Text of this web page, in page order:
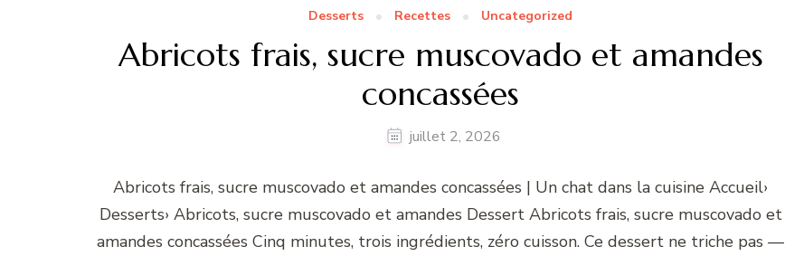
Desserts Recettes Uncategorized
Abricots frais, sucre muscovado et amandes
concassées
juillet 2, 2026
Abricots frais, sucre muscovado et amandes concassées | Un chat dans la cuisine Accueil›
Desserts› Abricots, sucre muscovado et amandes Dessert Abricots frais, sucre muscovado et
amandes concassées Cinq minutes, trois ingrédients, zéro cuisson. Ce dessert ne triche pas —